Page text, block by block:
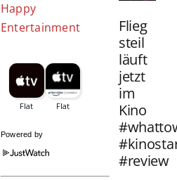
Happy
Entertainment
Powered by
Flieg
steil
läuft
jetzt
im
Kino
#review